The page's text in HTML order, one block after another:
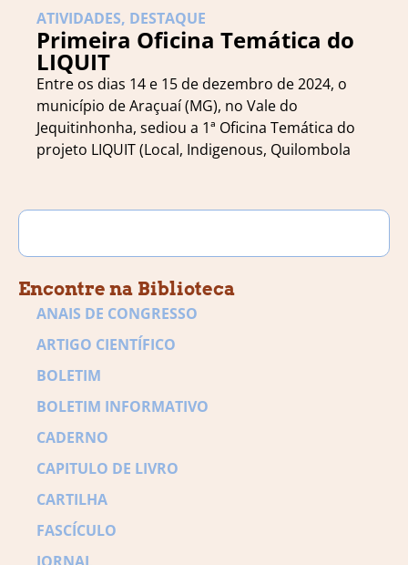
ATIVIDADES, DESTAQUE
Primeira Oficina Temática do
LIQUIT
Entre os dias 14 e 15 de dezembro de 2024, o
município de Araçuaí (MG), no Vale do
Jequitinhonha, sediou a 1ª Oficina Temática do
projeto LIQUIT (Local, Indigenous, Quilombola
Encontre na Biblioteca
ANAIS DE CONGRESSO
ARTIGO CIENTÍFICO
BOLETIM
BOLETIM INFORMATIVO
CADERNO
CAPITULO DE LIVRO
CARTILHA
FASCÍCULO